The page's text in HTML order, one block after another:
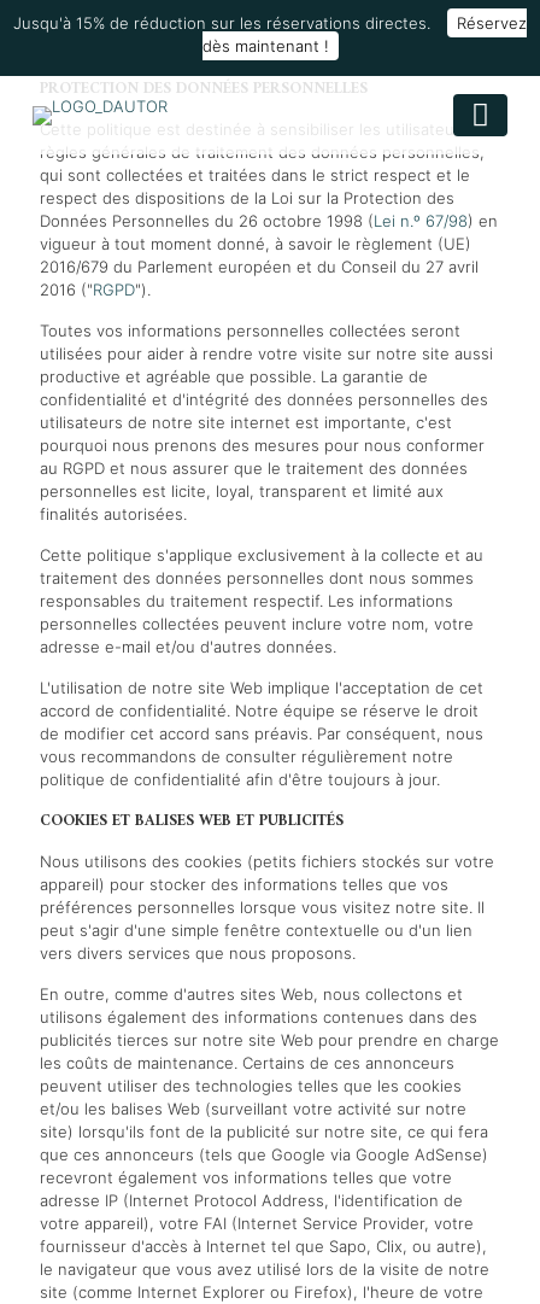
Jusqu'à 15% de réduction sur les réservations directes.
Réservez
dès maintenant !
Politique de Confidentialité
PROTECTION DES DONNÉES PERSONNELLES
Cette politique est destinée à sensibiliser les utilisateurs aux
règles générales de traitement des données personnelles,
qui sont collectées et traitées dans le strict respect et le
respect des dispositions de la Loi sur la Protection des
Données Personnelles du 26 octobre 1998 (Lei n.º 67/98) en
vigueur à tout moment donné, à savoir le règlement (UE)
2016/679 du Parlement européen et du Conseil du 27 avril
2016 ("RGPD").
Toutes vos informations personnelles collectées seront
utilisées pour aider à rendre votre visite sur notre site aussi
productive et agréable que possible. La garantie de
confidentialité et d'intégrité des données personnelles des
utilisateurs de notre site internet est importante, c'est
pourquoi nous prenons des mesures pour nous conformer
au RGPD et nous assurer que le traitement des données
personnelles est licite, loyal, transparent et limité aux
finalités autorisées.
Cette politique s'applique exclusivement à la collecte et au
traitement des données personnelles dont nous sommes
responsables du traitement respectif. Les informations
personnelles collectées peuvent inclure votre nom, votre
adresse e-mail et/ou d'autres données.
L'utilisation de notre site Web implique l'acceptation de cet
accord de confidentialité. Notre équipe se réserve le droit
de modifier cet accord sans préavis. Par conséquent, nous
vous recommandons de consulter régulièrement notre
politique de confidentialité afin d'être toujours à jour.
COOKIES ET BALISES WEB ET PUBLICITÉS
Nous utilisons des cookies (petits fichiers stockés sur votre
appareil) pour stocker des informations telles que vos
préférences personnelles lorsque vous visitez notre site. Il
peut s'agir d'une simple fenêtre contextuelle ou d'un lien
vers divers services que nous proposons.
En outre, comme d'autres sites Web, nous collectons et
utilisons également des informations contenues dans des
publicités tierces sur notre site Web pour prendre en charge
les coûts de maintenance. Certains de ces annonceurs
peuvent utiliser des technologies telles que les cookies
et/ou les balises Web (surveillant votre activité sur notre
site) lorsqu'ils font de la publicité sur notre site, ce qui fera
que ces annonceurs (tels que Google via Google AdSense)
recevront également vos informations telles que votre
adresse IP (Internet Protocol Address, l'identification de
votre appareil), votre FAI (Internet Service Provider, votre
fournisseur d'accès à Internet tel que Sapo, Clix, ou autre),
le navigateur que vous avez utilisé lors de la visite de notre
site (comme Internet Explorer ou Firefox), l'heure de votre